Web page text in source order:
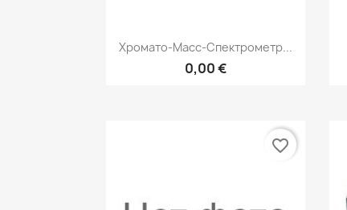
Быстрый просмотр
Хромато-Масс-Спектрометр...
0,00 €
favorite_border